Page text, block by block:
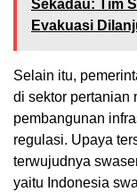
Sekadau: Tim
Evakuasi
Selain itu,
di sektor pertanian
pembangunan
regulasi. Upaya
terwujudnya
yaitu Indonesia